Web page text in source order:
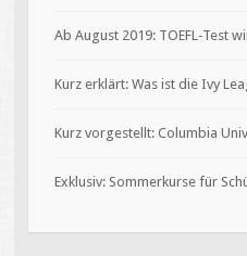
Ab August 2019: TOEFL-Test
Kurz erklärt: Was ist die Ivy
Kurz vorgestellt: Columbia
Exklusiv: Sommerkurse für